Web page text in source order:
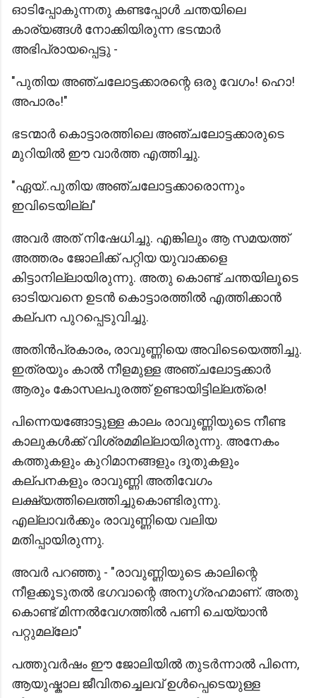
ഓടിപ്പോകുന്നതു കണ്ടപ്പോൾ ചന്തയിലെ
കാര്യങ്ങൾ നോക്കിയിരുന്ന ഭടന്മാർ
അഭിപ്രായപ്പെട്ടു -
"പുതിയ അഞ്ചലോട്ടക്കാരന്റെ ഒരു വേഗം! ഹൊ!
അപാരം!"
ഭടന്മാർ കൊട്ടാരത്തിലെ അഞ്ചലോട്ടക്കാരുടെ
മുറിയിൽ ഈ വാർത്ത എത്തിച്ചു.
"ഏയ്..പുതിയ അഞ്ചലോട്ടക്കാരൊന്നും
ഇവിടെയില്ല"
അവർ അത് നിഷേധിച്ചു. എങ്കിലും ആ സമയത്ത്
അത്തരം ജോലിക്ക് പറ്റിയ യുവാക്കളെ
കിട്ടാനില്ലായിരുന്നു. അതു കൊണ്ട് ചന്തയിലൂടെ
ഓടിയവനെ ഉടൻ കൊട്ടാരത്തിൽ എത്തിക്കാൻ
കല്പന പുറപ്പെടുവിച്ചു.
അതിൻപ്രകാരം, രാവുണ്ണിയെ അവിടെയെത്തിച്ചു.
ഇത്രയും കാൽ നീളമുള്ള അഞ്ചലോട്ടക്കാർ
ആരും കോസലപുരത്ത് ഉണ്ടായിട്ടില്ലത്രെ!
പിന്നെയങ്ങോട്ടുള്ള കാലം രാവുണ്ണിയുടെ നീണ്ട
കാലുകൾക്ക് വിശ്രമമില്ലായിരുന്നു. അനേകം
കത്തുകളും കുറിമാനങ്ങളും ദൂതുകളും
കല്പനകളും രാവുണ്ണി അതിവേഗം
ലക്ഷ്യത്തിലെത്തിച്ചുകൊണ്ടിരുന്നു.
എല്ലാവർക്കും രാവുണ്ണിയെ വലിയ
മതിപ്പായിരുന്നു.
അവർ പറഞ്ഞു - "രാവുണ്ണിയുടെ കാലിന്റെ
നീളക്കൂടുതൽ ഭഗവാന്റെ അനുഗ്രഹമാണ്. അതു
കൊണ്ട് മിന്നൽവേഗത്തിൽ പണി ചെയ്യാൻ
പറ്റുമല്ലോ"
പത്തുവർഷം ഈ ജോലിയിൽ തുടർന്നാൽ പിന്നെ,
ആയുഷ്കാല ജീവിതച്ചെലവ് ഉൾപ്പെടെയുള്ള